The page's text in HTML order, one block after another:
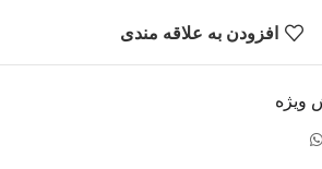
افزودن به علاقه مندی
ویژه